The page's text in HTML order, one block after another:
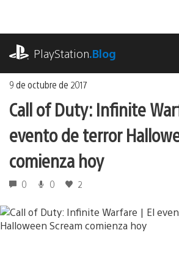
contenido
PlayStation.Blog
9 de octubre de 2017
Call of Duty: Infinite
evento de terror
comienza hoy
0 0 2